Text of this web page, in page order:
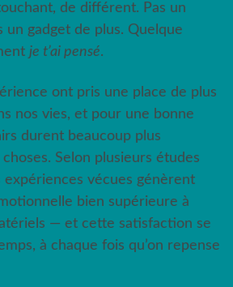
de différent. Pas un
un gadget de plus. Quelque
je t’ai pensé.
ont pris une place de plus
nos vies, et pour une bonne
durent beaucoup plus
Selon plusieurs études
expériences vécues génèrent
bien supérieure à
— et cette satisfaction se
à chaque fois qu’on repense